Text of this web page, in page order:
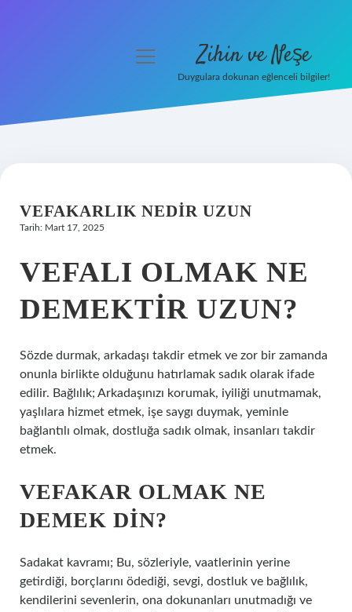
Hakkımızda
menüyü
Zihin ve Neşe
Duygulara dokunan eğlenceli bilgiler!
VEFAKARLIK NEDIR UZUN
Tarih: Mart 17, 2025
VEFALI OLMAK NE
DEMEKTIR UZUN?
Sözde durmak, arkadaşı takdir etmek ve zor bir zamanda
onunla birlikte olduğunu hatırlamak sadık olarak ifade
edilir. Bağlılık; Arkadaşınızı korumak, iyiliği unutmamak,
yaşlılara hizmet etmek, işe saygı duymak, yeminle
bağlantılı olmak, dostluğa sadık olmak, insanları takdir
etmek.
VEFAKAR OLMAK NE
DEMEK DIN?
Sadakat kavramı; Bu, sözleriyle, vaatlerinin yerine
getirdiği, borçlarını ödediği, sevgi, dostluk ve bağlılık,
kendilerini sevenlerin, ona dokunanları unutmadığı ve